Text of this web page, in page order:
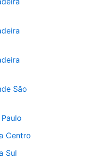
São
Centro
Sul